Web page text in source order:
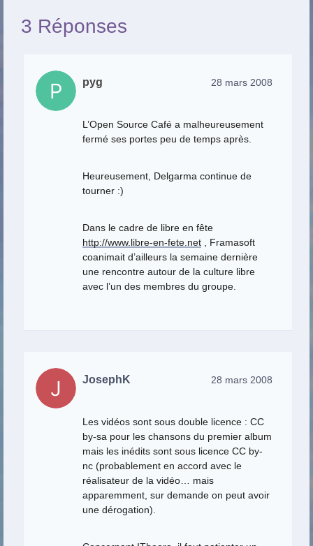
3 Réponses
pyg 28 mars 2008
L’Open Source Café a malheureusement
fermé ses portes peu de temps après.
Heureusement, Delgarma continue de
tourner :)
Dans le cadre de libre en fête
http://www.libre-en-fete.net , Framasoft
coanimait d’ailleurs la semaine dernière
une rencontre autour de la culture libre
avec l’un des membres du groupe.
JosephK 28 mars 2008
Les vidéos sont sous double licence : CC
by-sa pour les chansons du premier album
mais les inédits sont sous licence CC by-
nc (probablement en accord avec le
réalisateur de la vidéo… mais
apparemment, sur demande on peut avoir
une dérogation).